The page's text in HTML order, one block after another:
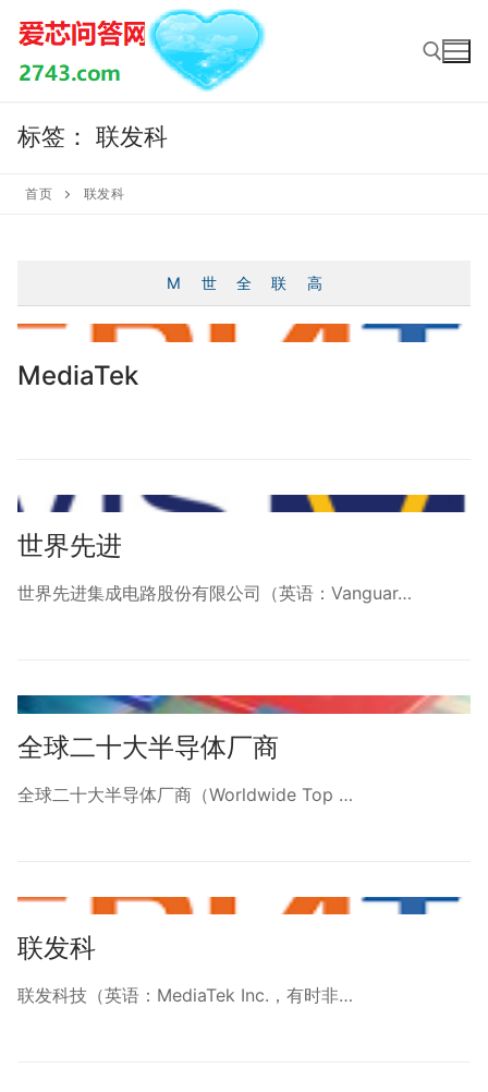
Skip
content
标签： 联发科
首页 联发科
M 世 全 联 高
MediaTek
世界先进
世界先进集成电路股份有限公司（英语：Vanguar…
全球二十大半导体厂商
全球二十大半导体厂商（Worldwide Top …
联发科
联发科技（英语：MediaTek Inc.，有时非…